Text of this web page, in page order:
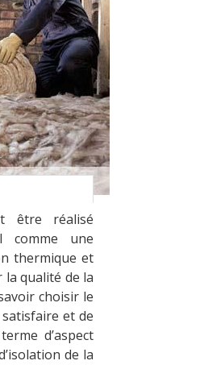
être réalisé
comme une
thermique et
la qualité de la
choisir le
et de
d’aspect
de la